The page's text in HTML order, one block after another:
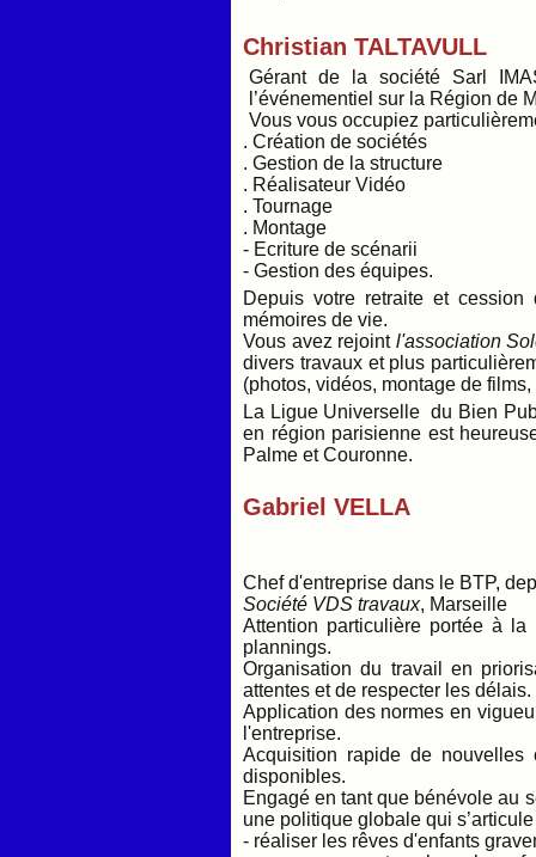
Christian TALTAVULL
Gérant de la société Sarl
l’événementiel sur la Région de
Vous vous occupiez
. Création de sociétés
. Gestion de la structure
. Réalisateur Vidéo
. Tournage
. Montage
- Ecriture de scénarii
- Gestion des équipes.
Depuis votre retraite et
mémoires de vie.
Vous avez rejoint l'association
divers travaux et plus
(photos, vidéos, montage de
La Ligue Universelle du Bien
en région parisienne est
Palme et Couronne.
Gabriel VELLA
Chef d'entreprise dans le BTP,
Société VDS travaux, Marseille
Attention particulière portée à
plannings.
Organisation du travail en
attentes et de respecter les délais.
Application des normes en
l'entreprise.
Acquisition rapide de nouvelles
disponibles.
Engagé en tant que bénévole au
une politique globale qui
- réaliser les rêves d'enfants